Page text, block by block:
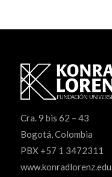
Cra. 9 bis 62 – 43
Bogotá, Colombia
PBX +57 1 3472311